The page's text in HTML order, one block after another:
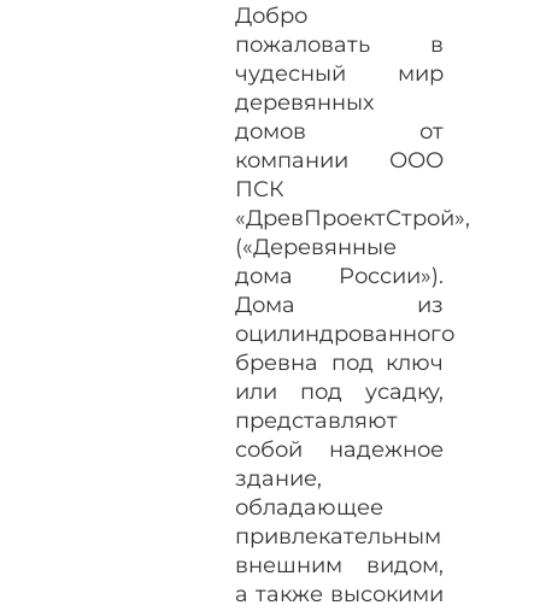
Добро
пожаловать в
чудесный мир
деревянных
домов от
компании ООО
ПСК
«ДревПроектСтрой»,
(«Деревянные
дома России»).
Дома из
оцилиндрованного
бревна под ключ
или под усадку,
представляют
собой надежное
здание,
обладающее
привлекательным
внешним видом,
а также высокими